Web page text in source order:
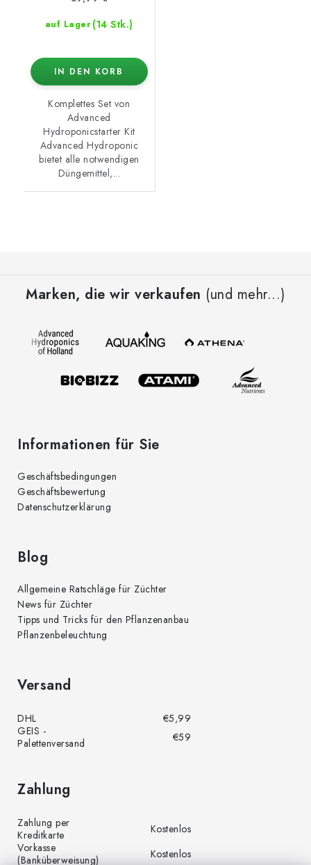
auf Lager (14 Stk.)
IN DEN KORB
Komplettes Set von
Advanced
Hydroponicstarter Kit
Advanced Hydroponic
bietet alle notwendigen
Düngemittel,...
Marken, die wir verkaufen (und mehr...)
Informationen für Sie
Geschäftsbedingungen
Geschäftsbewertung
Datenschutzerklärung
Blog
Allgemeine Ratschläge für Züchter
News für Züchter
Tipps und Tricks für den Pflanzenanbau
Pflanzenbeleuchtung
Versand
DHL
€5,99
GEIS -
Palettenversand
€59
Zahlung
Zahlung per
Kreditkarte
Kostenlos
Vorkasse
(Banküberweisung)
Kostenlos